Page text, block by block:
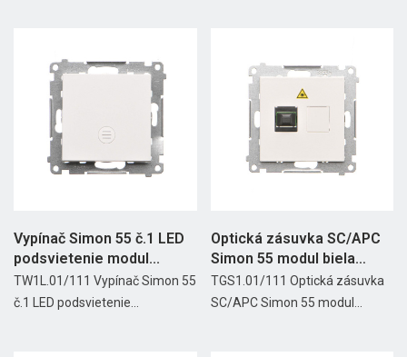
Vypínač Simon 55 č.1 LED
podsvietenie modul...
TW1L.01/111 Vypínač Simon 55
č.1 LED podsvietenie...
Optická zásuvka SC/APC
Simon 55 modul biela
matná
TGS1.01/111 Optická zásuvka
SC/APC Simon 55 modul...